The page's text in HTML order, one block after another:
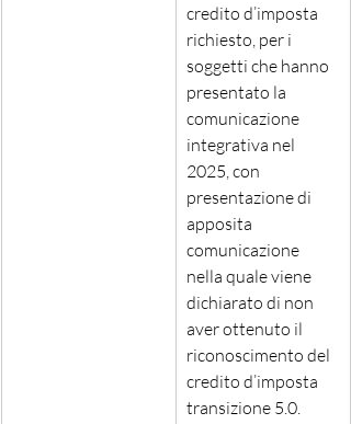
credito d’imposta
richiesto, per i
soggetti che hanno
presentato la
comunicazione
integrativa nel
2025, con
presentazione di
apposita
comunicazione
nella quale viene
dichiarato di non
aver ottenuto il
riconoscimento del
credito d’imposta
transizione 5.0.